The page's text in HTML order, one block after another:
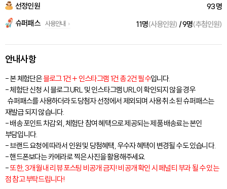
선정인원
93 명
슈퍼패스
사용안내 11명(사용인원) / 9명(추첨인원)
안내사항
- 본 체험단은블로그 1건 + 인스타그램 1건 총 2건 필수입니다.
- 체험단 신청 시 블로그 URL 및 인스타그램 URL이 확인되지 않을 경우
슈퍼패스를 사용하더라도 당첨자 선정에서 제외되며 사용 취소 된 슈퍼패스는
재발급 되지 않습니다.
- 배송 포인트 차감 외, 체험단 참여 혜택으로 제공되는 제품 배송료는 본인
부담입니다.
- 브랜드 요청에 따라서 인원 및 당첨혜택, 우수자 혜택이 변경될 수도 있습니다.
- 핸드폰보다는 카메라로 찍은 사진을 활용해주세요.
-또한, 3개월 내 리뷰 포스팅 비공개 금지! 비공개 확인 시 페널티 부과 될 수 있는
점 참고 부탁드립니다!